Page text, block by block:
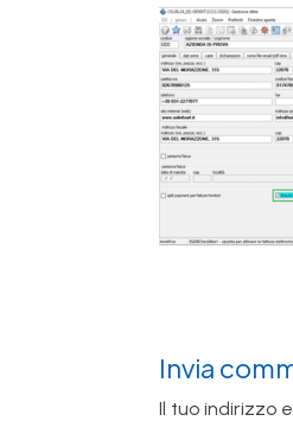
Invia
Il tuo indirizzo